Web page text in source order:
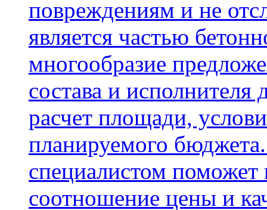
повреждениям и не
является частью
многообразие
состава и
расчет площади,
планируемого
специалистом поможет
соотношение цены и